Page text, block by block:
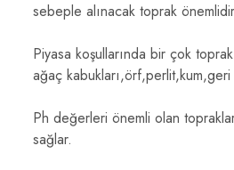
sebeple alınacak toprak
Piyasa koşullarında bir çok
ağaç kabukları,örf,perlit,kum,geri
Ph değerleri önemli olan
sağlar.